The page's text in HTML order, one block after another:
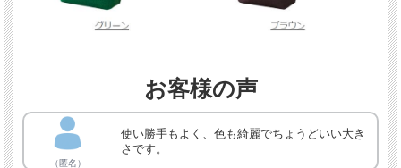
お客様の声
（匿名）
使い勝手もよく、色も綺麗でちょうどいい大き
さです。